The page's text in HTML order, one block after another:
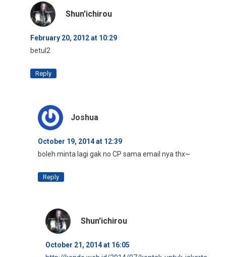
Shun'ichirou
February 20, 2012 at 10:29
betul2
Reply
Joshua
October 19, 2014 at 12:39
boleh minta lagi gak no CP sama email nya thx~
Reply
Shun'ichirou
October 21, 2014 at 16:05